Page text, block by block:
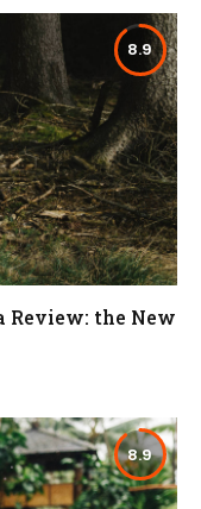
8.9
Review: the New
8.9